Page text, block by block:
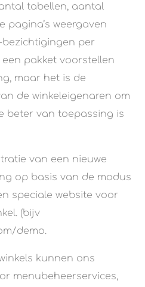
tabellen, aantal
pagina’s weergaven
bezichtigingen per
een pakket voorstellen
maar het is de
de winkeleigenaren om
beter van toepassing is
van een nieuwe
op basis van de modus
speciale website voor
(bijv
demo.
kunnen ons
menubeheerservices,